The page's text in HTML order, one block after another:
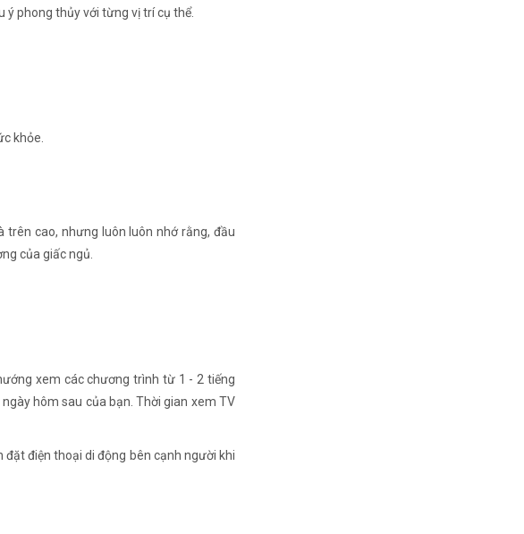
ý phong thủy với từng vị trí cụ thể.
khỏe.
cao, nhưng luôn luôn nhớ rằng, đầu
của giấc ngủ.
xem các chương trình từ 1 - 2 tiếng
hôm sau của bạn. Thời gian xem TV
đặt điện thoại di động bên cạnh người khi